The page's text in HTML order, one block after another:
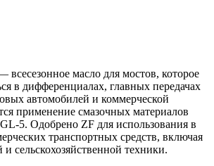
масло для мостов, которое
в дифференциалах, главных передачах
автомобилей и коммерческой
применение смазочных материалов
5. Одобрено ZF для использования в
транспортных средств, включая
сельскохозяйственной техники.